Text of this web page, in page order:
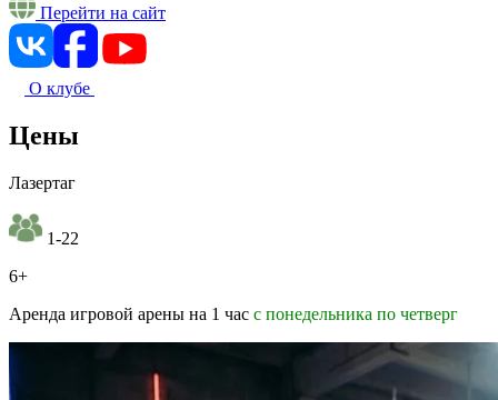
Перейти на сайт
О клубе
Цены
Лазертаг
1-22
6+
Аренда игровой арены на 1 час с понедельника по четверг